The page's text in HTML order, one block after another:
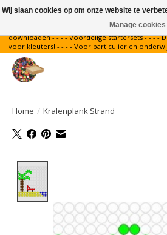
Gratis verzending binnen Nederland - - - -
downloaden - - - - Voordelige startersets - - - -
voor kleuters! - - - - Voor particulier en
Home / Kralenplank Strand
Wij slaan cookies op om onze website te
Manage cookies